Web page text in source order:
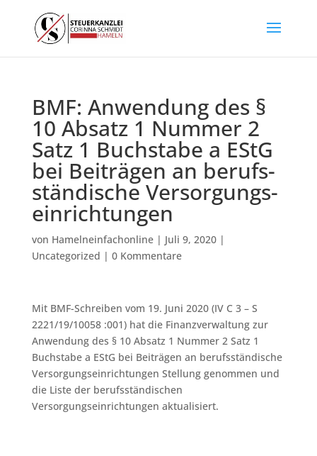
BMF: An­wen­dung des §
10 Ab­satz 1 Num­mer 2
Satz 1 Buch­sta­be a EStG
bei Bei­trä­gen an be­rufs­
stän­di­sche Ver­sor­gungs­
ein­rich­tun­gen
von Hamelneinfachonline| Juli 9, 2020|
Uncategorized | 0 Kommentare
Mit BMF-Schreiben vom 19. Juni 2020 (IV C 3 – S
2221/19/10058 :001) hat die Finanzverwaltung zur
An­wen­dung des § 10 Ab­satz 1 Num­mer 2 Satz 1
Buch­sta­be a EStG bei Bei­trä­gen an be­rufs­stän­di­sche
Ver­sor­gungs­ein­rich­tun­gen Stellung genommen und
die Liste der berufsständischen
Versorgungseinrichtungen aktualisiert.